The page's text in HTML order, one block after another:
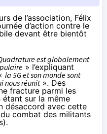
de l’association, Félix
d’action contre le
devant être bientôt
est globalement
» l’expliquant
la 5G et son monde sont
nous réunit». Des
fracture parmi les
étant sur la même
désaccord avec cette
combat des militants